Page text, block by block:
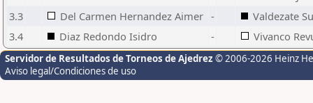
3.3
Del Carmen Hernandez Aimer -
Valdezate
3.4
Diaz Redondo Isidro - Vivanco
Servidor de Resultados de Torneos de Ajedrez © 2006-2026 Heinz
Aviso legal/Condiciones de uso